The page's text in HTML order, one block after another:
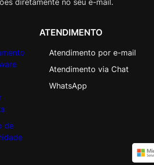
de
ATENDIMENTO
Atendimento por e-mail
Atendimento via Chat
WhatsApp